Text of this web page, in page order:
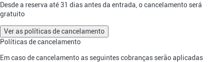
Desde a reserva até 31 dias antes da entrada, o cancelamento será
gratuito
Ver as políticas de cancelamento
Políticas de cancelamento
Em caso de cancelamento as seguintes cobranças serão aplicadas